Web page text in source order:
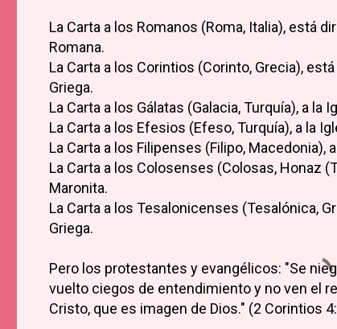
La Carta a los Romanos (Roma, Italia), está
Romana.
La Carta a los Corintios (Corinto, Grecia),
Griega.
La Carta a los Gálatas (Galacia, Turquía), a la
La Carta a los Efesios (Efeso, Turquía), a la
La Carta a los Filipenses (Filipo, Macedonia),
La Carta a los Colosenses (Colosas, Honaz
Maronita.
La Carta a los Tesalonicenses (Tesalónica,
Griega.
Pero los protestantes y evangélicos: "Se
vuelto ciegos de entendimiento y no ven el
Cristo, que es imagen de Dios." (2 Corintios